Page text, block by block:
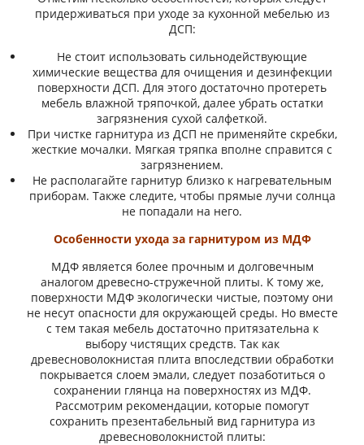
придерживаться при уходе за кухонной мебелью из
ДСП:
Не стоит использовать сильнодействующие
химические вещества для очищения и дезинфекции
поверхности ДСП. Для этого достаточно протереть
мебель влажной тряпочкой, далее убрать остатки
загрязнения сухой салфеткой.
При чистке гарнитура из ДСП не применяйте скребки,
жесткие мочалки. Мягкая тряпка вполне справится с
загрязнением.
Не располагайте гарнитур близко к нагревательным
приборам. Также следите, чтобы прямые лучи солнца
не попадали на него.
Особенности ухода за гарнитуром из МДФ
МДФ является более прочным и долговечным
аналогом древесно-стружечной плиты. К тому же,
поверхности МДФ экологически чистые, поэтому они
не несут опасности для окружающей среды. Но вместе
с тем такая мебель достаточно притязательна к
выбору чистящих средств. Так как
древесноволокнистая плита впоследствии обработки
покрывается слоем эмали, следует позаботиться о
сохранении глянца на поверхностях из МДФ.
Рассмотрим рекомендации, которые помогут
сохранить презентабельный вид гарнитура из
древесноволокнистой плиты: